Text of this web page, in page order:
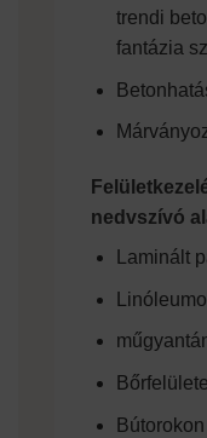
trendi
fantázia
nedvszívó
Laminált
Bútorokon